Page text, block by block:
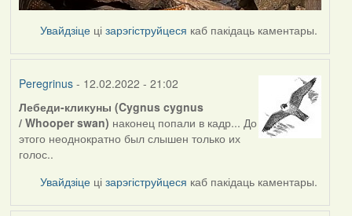
Увайдзіце цізарэгіструйцеся каб пакідаць каментары.
Peregrinus- 12.02.2022 - 21:02
Лебеди-кликуны (Cygnus cygnus
/ Whooper swan) наконец попали в кадр... До
этого неоднократно был слышен только их
голос..
Увайдзіце цізарэгіструйцеся каб пакідаць каментары.